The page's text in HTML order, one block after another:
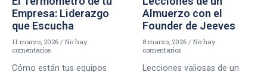
Empresa: Liderazgo
que Escucha
11 marzo, 2026
No hay
comentarios
Cómo están tus equipos
Almuerzo con el
Founder de Jeeves
8 marzo, 2026
No hay
comentarios
Lecciones valiosas de un